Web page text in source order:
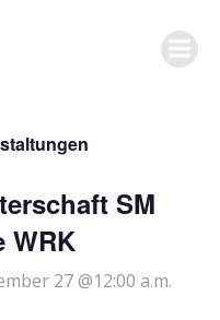
SM
WRK
27 @12:00 a.m.